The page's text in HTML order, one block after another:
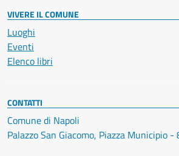
VIVERE IL COMUNE
Luoghi
Eventi
Elenco libri
CONTATTI
Comune di Napoli
Palazzo San Giacomo, Piazza Municipio -